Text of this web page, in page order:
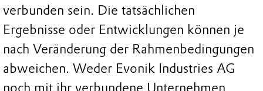
verbunden sein. Die tatsächlichen
Ergebnisse oder Entwicklungen können je
nach Veränderung der Rahmenbedingungen
abweichen. Weder Evonik Industries AG
noch mit ihr verbundene Unternehmen